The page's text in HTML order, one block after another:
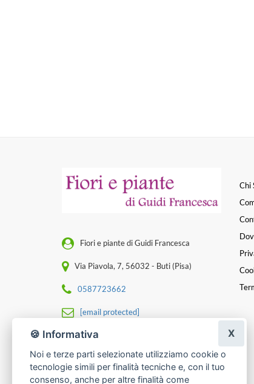
Fiori e piante di Guidi Francesca
Via Piavola, 7, 56032 - Buti (Pisa)
0587723662
[email protected]
P. IVA 01347620500
Chi
🍪 Informativa
Noi e terze parti selezionate utilizziamo cookie o
tecnologie simili per finalità tecniche e, con il tuo
consenso, anche per altre finalità come
X